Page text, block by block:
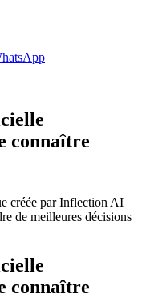
connaître
créée par Inflection AI
de meilleures décisions
connaître